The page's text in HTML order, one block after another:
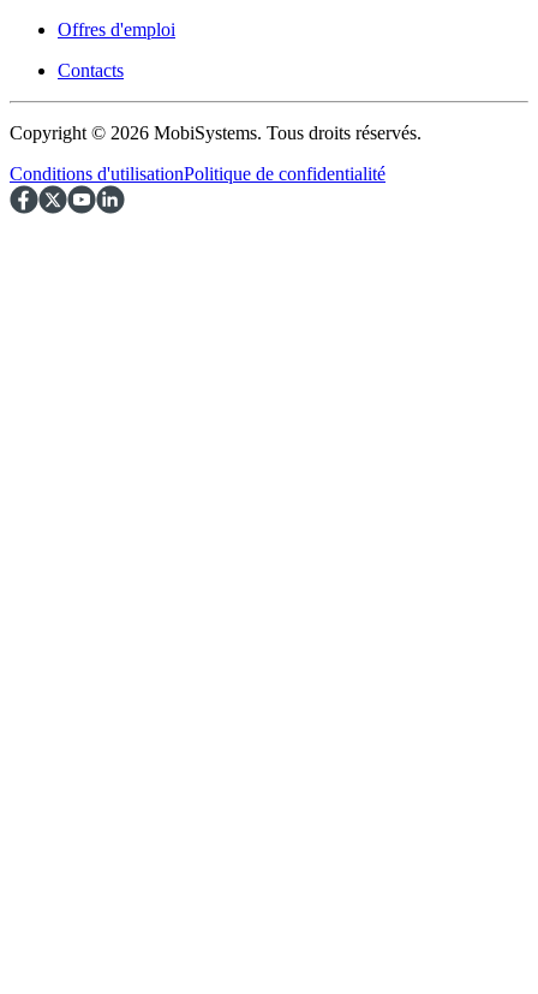
Offres d'emploi
Contacts
Copyright © 2026 MobiSystems. Tous droits réservés.
Conditions d'utilisationPolitique de confidentialité